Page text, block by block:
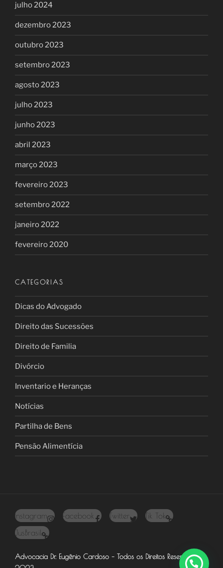
julho 2024
dezembro 2023
outubro 2023
setembro 2023
agosto 2023
julho 2023
junho 2023
abril 2023
março 2023
fevereiro 2023
setembro 2022
janeiro 2022
fevereiro 2020
CATEGORIAS
Dicas do Advogado
Direito das Sucessões
Direito de Familia
Divórcio
Inventario e Heranças
Notícias
Partilha de Bens
Pensão Alimentícia
Instagram Facebook Twitter
Tik Tok
JusBrasil
Advocacia Dr. Eugênio Cardoso – Todos os Direitos Reservados –